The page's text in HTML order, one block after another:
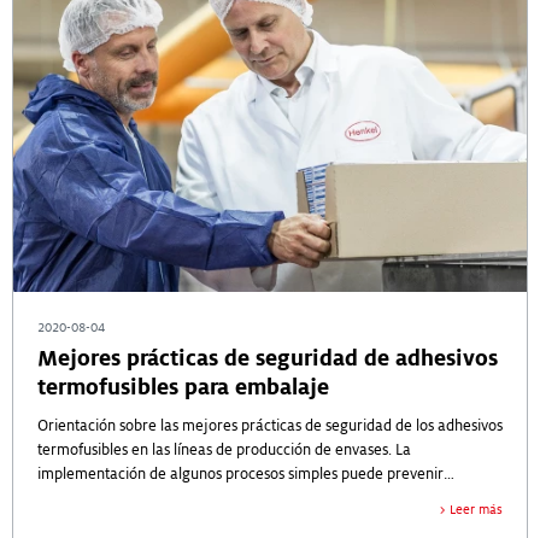
2020-08-04
Mejores prácticas de seguridad de adhesivos
termofusibles para embalaje
Orientación sobre las mejores prácticas de seguridad de los adhesivos
termofusibles en las líneas de producción de envases. La
implementación de algunos procesos simples puede prevenir
Leer más